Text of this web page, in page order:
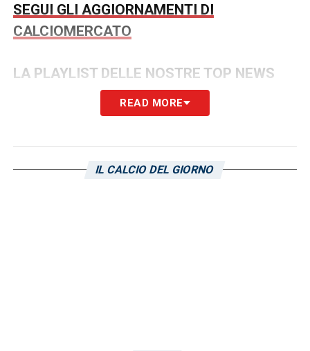
SEGUI GLI AGGIORNAMENTI DI
CALCIOMERCATO
LA PLAYLIST DELLE NOSTRE TOP NEWS
READ MORE
IL CALCIO DEL GIORNO